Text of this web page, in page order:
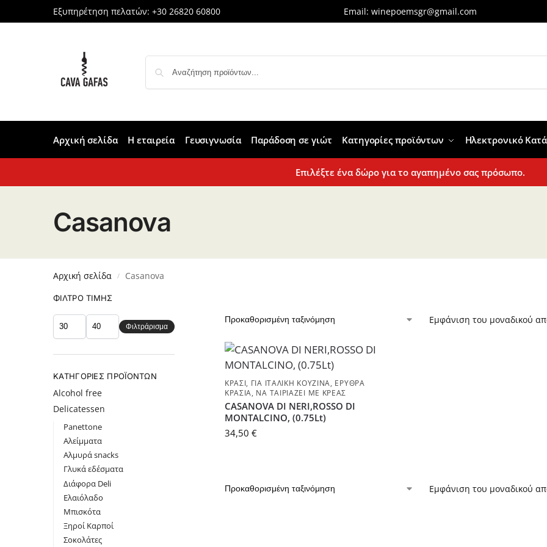
Εξυπηρέτηση πελατών: +30 26820 60800 Email: winepoemsgr@gmail.com
Αρχική σελίδα Η εταιρεία Γευσιγνωσία Παράδοση σε γιώτ Κατηγορίες προϊόντων Ηλεκτρονικό
Επιλέξτε ένα δώρο για το αγαπημένο σας πρόσωπο.
Casanova
Αρχική σελίδα / Casanova
Εμφάνιση του μοναδικού
ΚΡΑΣΊ ΓΙΑ ΙΤΑΛΙΚΉ ΚΟΥΖΊΝΑ
ΕΡΥΘΡΆ
ΚΡΑΣΙΆ
ΝΑ ΤΑΙΡΙΆΖΕΙ ΜΕ ΚΡΈΑΣ
CASANOVA DI NERI,ROSSO DI
MONTALCINO, (0.75Lt)
34,50 €
Εμφάνιση του μοναδικού
ΦΊΛΤΡΟ ΤΙΜΉΣ
Φιλτράρισμα
ΚΑΤΗΓΟΡΊΕΣ ΠΡΟΪΌΝΤΩΝ
Alcohol free
Delicatessen
Panettone
Αλείμματα
Αλμυρά snacks
Γλυκά εδέσματα
Διάφορα Deli
Ελαιόλαδο
Μπισκότα
Ξηροί Καρποί
Σοκολάτες